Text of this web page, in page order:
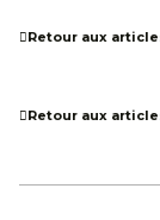
Retour aux
Retour aux